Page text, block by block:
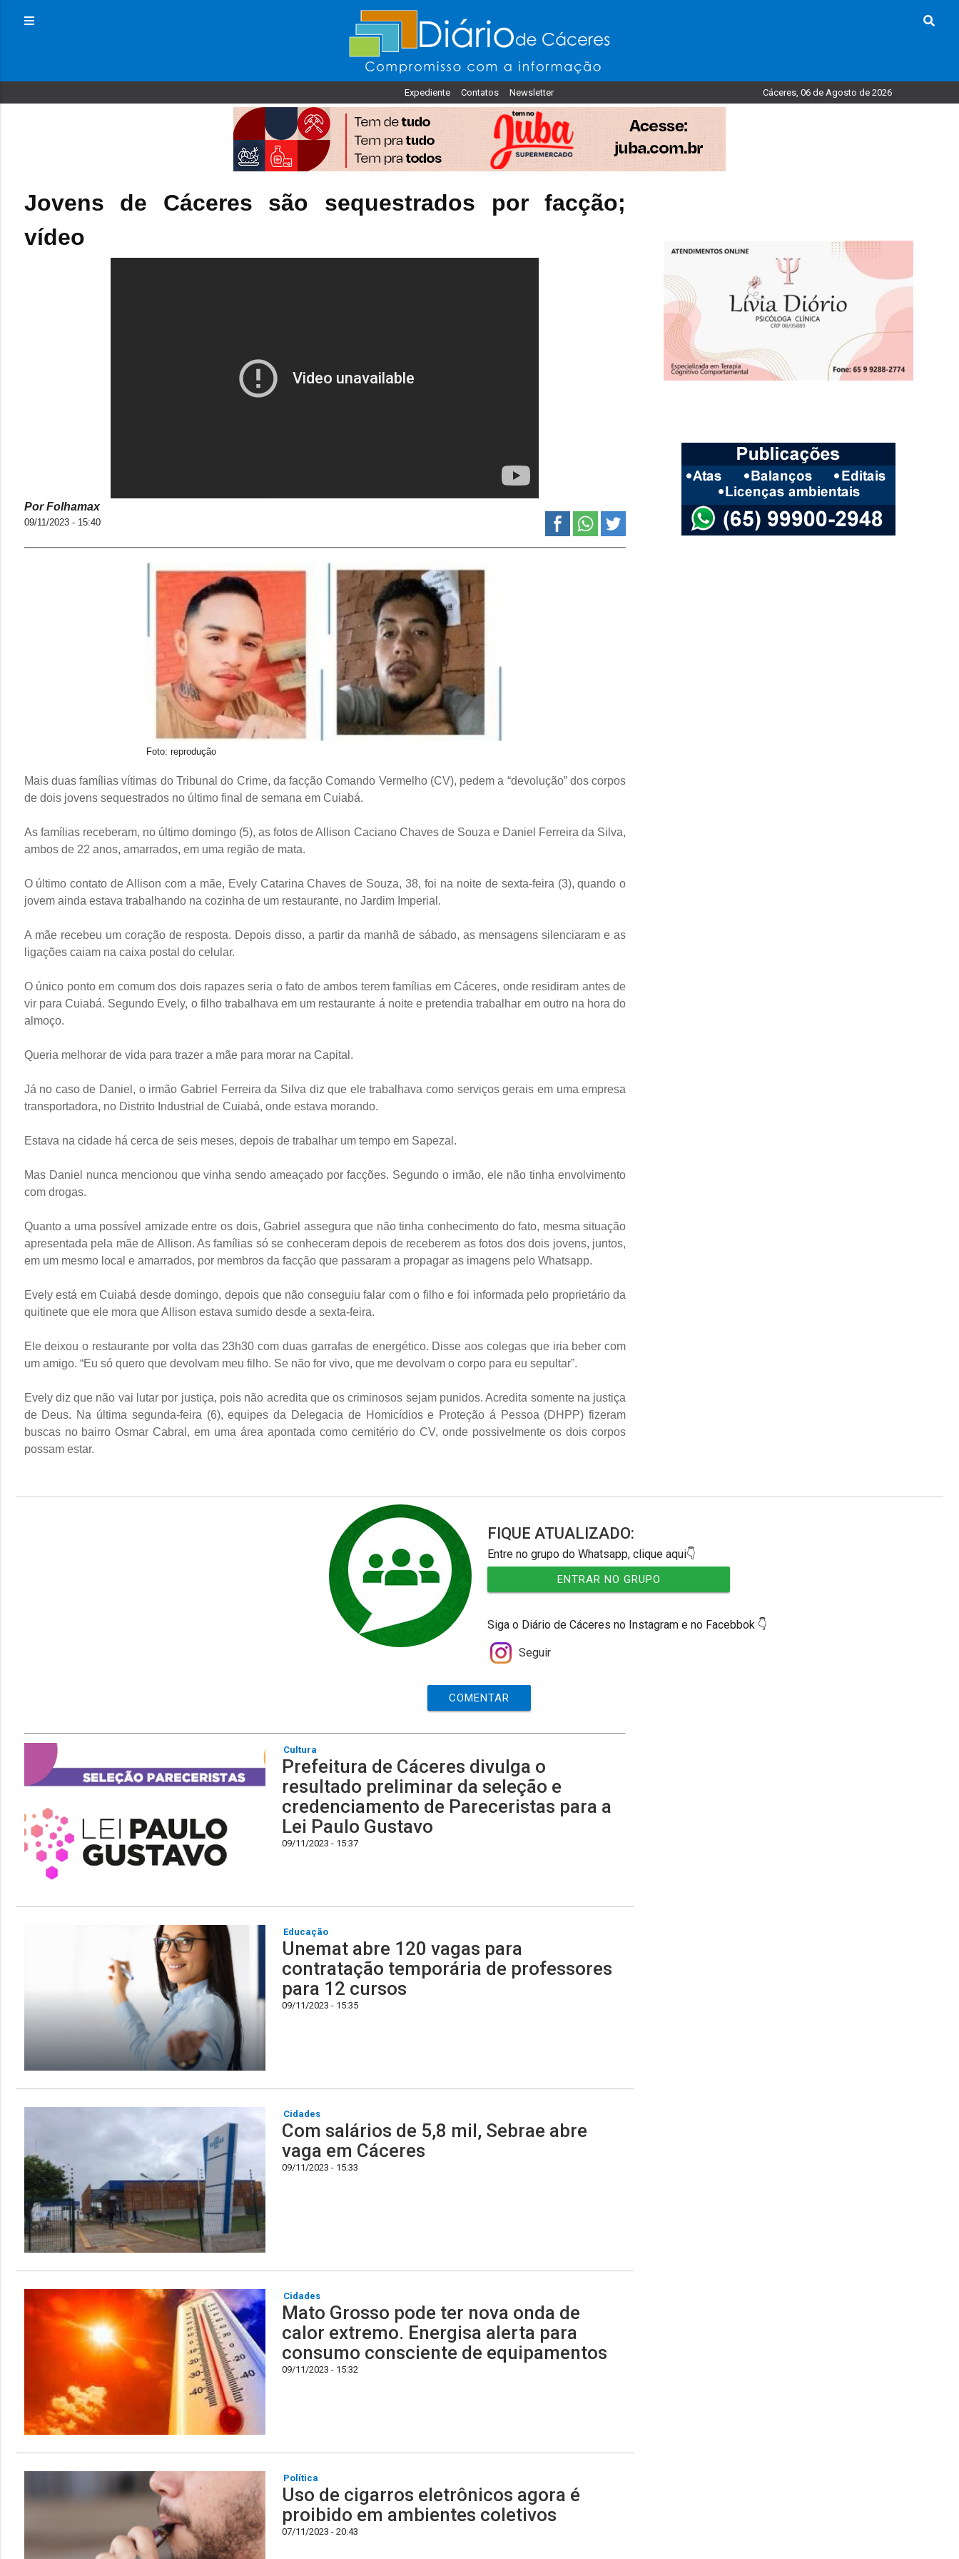
Expediente Contatos Newsletter Cáceres, 06 de Agosto de 2026
Jovens de Cáceres são sequestrados por facção;
vídeo
Por Folhamax
09/11/2023 - 15:40
Foto: reprodução
Mais duas famílias vítimas do Tribunal do Crime, da facção Comando Vermelho (CV), pedem a “devolução” dos corpos
de dois jovens sequestrados no último final de semana em Cuiabá.
As famílias receberam, no último domingo (5), as fotos de Allison Caciano Chaves de Souza e Daniel Ferreira da Silva,
ambos de 22 anos, amarrados, em uma região de mata.
O último contato de Allison com a mãe, Evely Catarina Chaves de Souza, 38, foi na noite de sexta-feira (3), quando o
jovem ainda estava trabalhando na cozinha de um restaurante, no Jardim Imperial.
A mãe recebeu um coração de resposta. Depois disso, a partir da manhã de sábado, as mensagens silenciaram e as
ligações caiam na caixa postal do celular.
O único ponto em comum dos dois rapazes seria o fato de ambos terem famílias em Cáceres, onde residiram antes de
vir para Cuiabá. Segundo Evely, o filho trabalhava em um restaurante á noite e pretendia trabalhar em outro na hora do
almoço.
Queria melhorar de vida para trazer a mãe para morar na Capital.
Já no caso de Daniel, o irmão Gabriel Ferreira da Silva diz que ele trabalhava como serviços gerais em uma empresa
transportadora, no Distrito Industrial de Cuiabá, onde estava morando.
Estava na cidade há cerca de seis meses, depois de trabalhar um tempo em Sapezal.
Mas Daniel nunca mencionou que vinha sendo ameaçado por facções. Segundo o irmão, ele não tinha envolvimento
com drogas.
Quanto a uma possível amizade entre os dois, Gabriel assegura que não tinha conhecimento do fato, mesma situação
apresentada pela mãe de Allison. As famílias só se conheceram depois de receberem as fotos dos dois jovens, juntos,
em um mesmo local e amarrados, por membros da facção que passaram a propagar as imagens pelo Whatsapp.
Evely está em Cuiabá desde domingo, depois que não conseguiu falar com o filho e foi informada pelo proprietário da
quitinete que ele mora que Allison estava sumido desde a sexta-feira.
Ele deixou o restaurante por volta das 23h30 com duas garrafas de energético. Disse aos colegas que iria beber com
um amigo. “Eu só quero que devolvam meu filho. Se não for vivo, que me devolvam o corpo para eu sepultar”.
Evely diz que não vai lutar por justiça, pois não acredita que os criminosos sejam punidos. Acredita somente na justiça
de Deus. Na última segunda-feira (6), equipes da Delegacia de Homicídios e Proteção á Pessoa (DHPP) fizeram
buscas no bairro Osmar Cabral, em uma área apontada como cemitério do CV, onde possivelmente os dois corpos
possam estar.
FIQUE ATUALIZADO:
Entre no grupo do Whatsapp, clique aqui👇
ENTRAR NO GRUPO
Siga o Diário de Cáceres no Instagram e no Facebbok 👇
Seguir
COMENTAR
Cultura
Prefeitura de Cáceres divulga o
resultado preliminar da seleção e
credenciamento de Pareceristas para a
Lei Paulo Gustavo
09/11/2023 - 15:37
Educação
Unemat abre 120 vagas para
contratação temporária de professores
para 12 cursos
09/11/2023 - 15:35
Cidades
Com salários de 5,8 mil, Sebrae abre
vaga em Cáceres
09/11/2023 - 15:33
Cidades
Mato Grosso pode ter nova onda de
calor extremo. Energisa alerta para
consumo consciente de equipamentos
09/11/2023 - 15:32
Política
Uso de cigarros eletrônicos agora é
proibido em ambientes coletivos
07/11/2023 - 20:43